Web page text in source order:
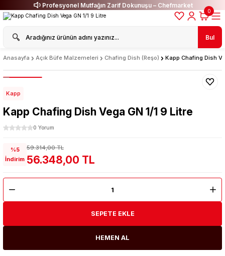
Profesyonel Mutfağın Zarif Dokunuşu – Chefmarket
Bul
0
Anasayfa Açık Büfe Malzemeleri Chafing Dish (Reşo) Kapp Chafing Dish
Kapp
Kapp Chafing Dish Vega GN 1/1 9 Litre
0 Yorum
%5
İndirim
59.314,00 TL
56.348,00 TL
SEPETE EKLE
HEMEN AL